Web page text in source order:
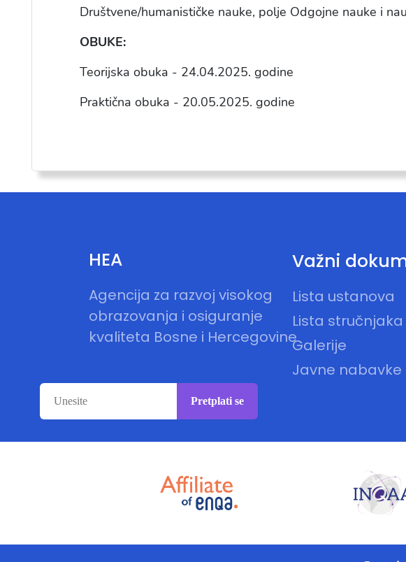
Društvene/humanističke nauke, polje Odgojne nauke i
OBUKE:
Teorijska obuka - 24.04.2025. godine
Praktična obuka - 20.05.2025. godine
HEA
Agencija za razvoj visokog
obrazovanja i osiguranje
kvaliteta Bosne i Hercegovine
Važni
Lista ustanova
Lista stručnjaka
Galerije
Javne nabavke
Pretplati se